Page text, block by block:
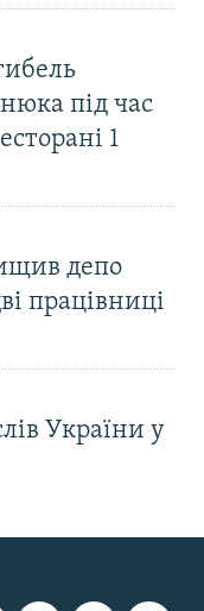
під час
1
депо
працівниці
України у